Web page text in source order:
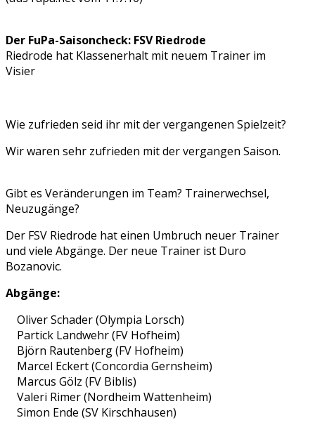
Der FuPa-Saisoncheck: FSV Riedrode
Riedrode hat Klassenerhalt mit neuem Trainer im
Visier
Wie zufrieden seid ihr mit der vergangenen Spielzeit?
Wir waren sehr zufrieden mit der vergangen Saison.
Gibt es Veränderungen im Team? Trainerwechsel,
Neuzugänge?
Der FSV Riedrode hat einen Umbruch neuer Trainer
und viele Abgänge. Der neue Trainer ist Duro
Bozanovic.
Abgänge:
Oliver Schader (Olympia Lorsch)
Partick Landwehr (FV Hofheim)
Björn Rautenberg (FV Hofheim)
Marcel Eckert (Concordia Gernsheim)
Marcus Gölz (FV Biblis)
Valeri Rimer (Nordheim Wattenheim)
Simon Ende (SV Kirschhausen)